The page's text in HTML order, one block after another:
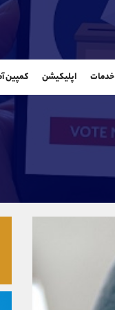
خدمات اپلیکیشن کمپین
شروع